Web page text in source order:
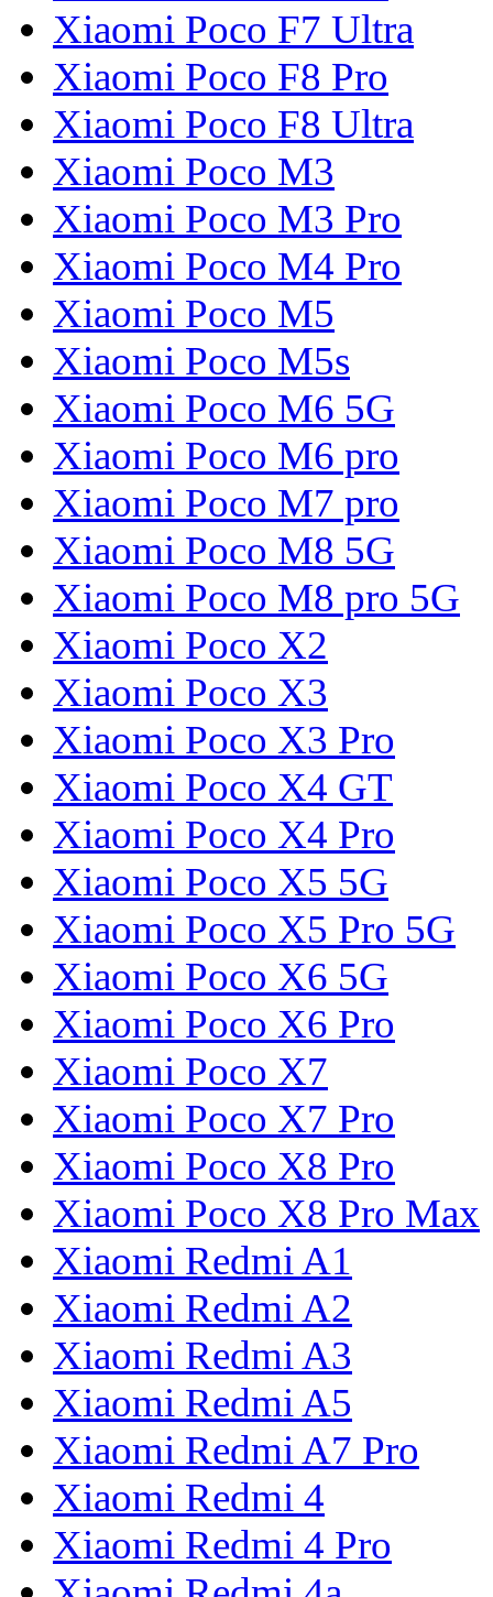
Xiaomi Poco F7 Ultra
Xiaomi Poco F8 Pro
Xiaomi Poco F8 Ultra
Xiaomi Poco M3
Xiaomi Poco M3 Pro
Xiaomi Poco M4 Pro
Xiaomi Poco M5
Xiaomi Poco M5s
Xiaomi Poco M6 5G
Xiaomi Poco M6 pro
Xiaomi Poco M7 pro
Xiaomi Poco M8 5G
Xiaomi Poco M8 pro 5G
Xiaomi Poco X2
Xiaomi Poco X3
Xiaomi Poco X3 Pro
Xiaomi Poco X4 GT
Xiaomi Poco X4 Pro
Xiaomi Poco X5 5G
Xiaomi Poco X5 Pro 5G
Xiaomi Poco X6 5G
Xiaomi Poco X6 Pro
Xiaomi Poco X7
Xiaomi Poco X7 Pro
Xiaomi Poco X8 Pro
Xiaomi Poco X8 Pro Max
Xiaomi Redmi A1
Xiaomi Redmi A2
Xiaomi Redmi A3
Xiaomi Redmi A5
Xiaomi Redmi A7 Pro
Xiaomi Redmi 4
Xiaomi Redmi 4 Pro